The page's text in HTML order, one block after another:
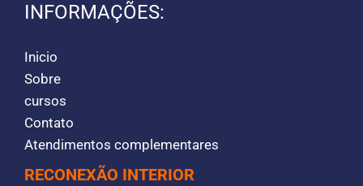
INFORMAÇÕES:
Inicio
Sobre
cursos
Contato
Atendimentos complementares
RECONEXÃO INTERIOR